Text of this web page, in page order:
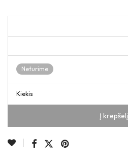
Neturime
Kiekis
Į krepšelį